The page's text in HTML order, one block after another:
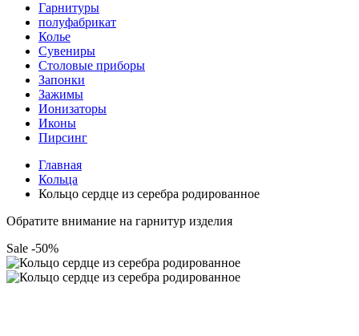
Гарнитуры
полуфабрикат
Колье
Сувениры
Столовые приборы
Запонки
Зажимы
Ионизаторы
Иконы
Пирсинг
Главная
Кольца
Кольцо сердце из серебра родированное
Обратите внимание на гарнитур изделия
Sale -50%